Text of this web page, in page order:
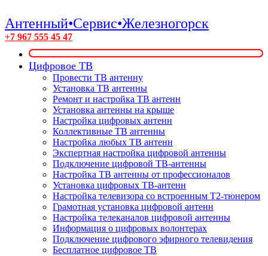
Антенный•Сервис•Железногорск
+7 967 555 45 47
Цифровое ТВ
Провести ТВ антенну
Установка ТВ антенны
Ремонт и настройка ТВ антенн
Установка антенны на крыше
Настройка цифровых антенн
Коллективные ТВ антенны
Настройка любых ТВ антенн
Экспертная настройка цифровой антенны
Подключение цифровой ТВ-антенны
Настройка ТВ антенны от профессионалов
Установка цифровых ТВ-антенн
Настройка телевизора со встроенным T2-тюнером
Грамотная установка цифровой антенн
Настройка телеканалов цифровой антенны
Информация о цифровых волонтерах
Подключение цифрового эфирного телевидения
Бесплатное цифровое ТВ